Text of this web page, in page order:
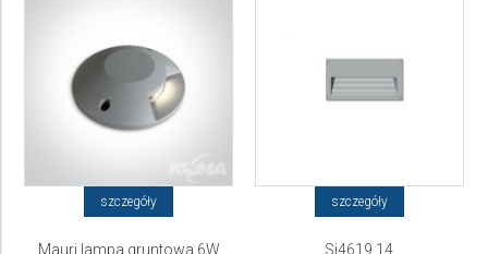
szczegóły
Mauri lampa gruntowa 6W
szczegóły
Si4619.14